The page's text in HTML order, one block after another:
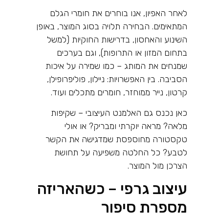
לאחר האפיון, אנו בוחרים את חומרי הגלם
המתאימים. הבחירה תלויה בסוג המוצר, באופן
השינוע והאחסון, בדרישות החוקיות (למשל
בתחום המזון או התרופות), וגם בערכים
שמנחים את המותג – כמו שמירה על איכות
הסביבה. בין האפשרויות: ניילון, פוליפרופילן,
קרטון, נייר ממוחזר, חומרים מתכלים ועוד.
כאן נכנס גם האלמנט העיצובי – שקיפות
מלאה? מראה יוקרתי ומבריק? או אולי
טקסטורה מחוספסת שמדגישה את הקשר
לטבע? כל החלטה משפיעה על תחושת
הצרכן מול המוצר.
עיצוב גרפי – כשהאריזה
מספרת סיפור